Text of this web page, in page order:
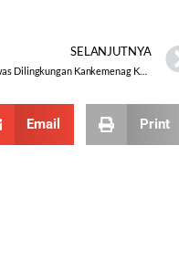
SELANJUTNYA
Selisih Pembayaran Tukin Guru dan Pengawas Dilingkungan Kankemenag Kab. Kebumen Segera Dicairkan
Email Print